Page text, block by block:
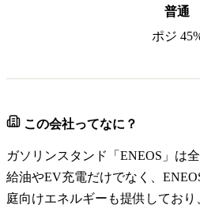
普通
ポジ
この会社ってなに？
ガソリンスタンド「ENEOS」は
給油やEV充電だけでなく、
庭向けエネルギーも提供してお